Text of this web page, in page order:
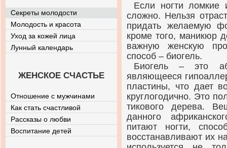
Если ногти ломкие
сложно. Нельзя
придать желаемую
кроме того, маникюр
важную женскую
способ – биогель.
Биогель – это
являющееся
пластины, что дает
круглогодично. Это
тикового дерева.
данного
питают ногти,
восстанавливают их
Секреты молодости
Молодость и красота
Уход за кожей лица
Лунный календарь
ЖЕНСКОЕ СЧАСТЬЕ
Отношение с мужчинами
Как стать счастливой
Рассказы о любви
Воспитание детей